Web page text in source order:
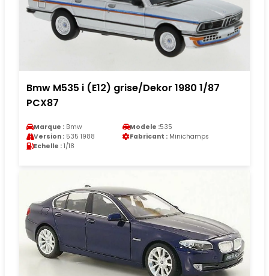
Bmw M535 i (E12) grise/Dekor 1980 1/87
PCX87
Marque : Bmw Modele :535
Version : 535 1988 Fabricant : Minichamps
Echelle : 1/18